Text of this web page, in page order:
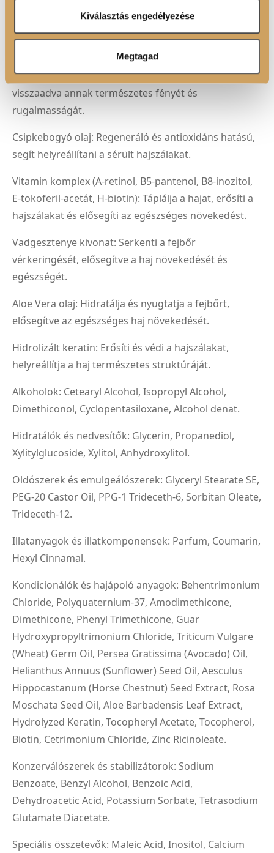
Ön által használt más szolgáltatásokból gyűjtöttek.
Kiválasztás engedélyezése
Megtagad
hajszálakat és megelőzi a töredezést.
Búzacsíra olaj: Gazdag vitaminokban és ásványi
Avokádó olaj: Mélyen hidratálja és táplálja a hajat,
visszaadva annak természetes fényét és
rugalmasságát.
Csipkebogyó olaj: Regeneráló és antioxidáns hatású,
segít helyreállítani a sérült hajszálakat.
Vitamin komplex (A-retinol, B5-pantenol, B8-inozitol,
E-tokoferil-acetát, H-biotin): Táplálja a hajat, erősíti a
hajszálakat és elősegíti az egészséges növekedést.
Vadgesztenye kivonat: Serkenti a fejbőr
vérkeringését, elősegítve a haj növekedését és
egészségét.
Aloe Vera olaj: Hidratálja és nyugtatja a fejbőrt,
elősegítve az egészséges haj növekedését.
Hidrolizált keratin: Erősíti és védi a hajszálakat,
helyreállítja a haj természetes struktúráját.
Alkoholok: Cetearyl Alcohol, Isopropyl Alcohol,
Dimethiconol, Cyclopentasiloxane, Alcohol denat.
Hidratálók és nedvesítők: Glycerin, Propanediol,
Xylitylglucoside, Xylitol, Anhydroxylitol.
Oldószerek és emulgeálószerek: Glyceryl Stearate SE,
PEG-20 Castor Oil, PPG-1 Trideceth-6, Sorbitan Oleate,
Trideceth-12.
Illatanyagok és illatkomponensek: Parfum, Coumarin,
Hexyl Cinnamal.
Kondicionálók és hajápoló anyagok: Behentrimonium
Chloride, Polyquaternium-37, Amodimethicone,
Dimethicone, Phenyl Trimethicone, Guar
Hydroxypropyltrimonium Chloride, Triticum Vulgare
(Wheat) Germ Oil, Persea Gratissima (Avocado) Oil,
Helianthus Annuus (Sunflower) Seed Oil, Aesculus
Hippocastanum (Horse Chestnut) Seed Extract, Rosa
Moschata Seed Oil, Aloe Barbadensis Leaf Extract,
Hydrolyzed Keratin, Tocopheryl Acetate, Tocopherol,
Biotin, Cetrimonium Chloride, Zinc Ricinoleate.
Konzerválószerek és stabilizátorok: Sodium
Benzoate, Benzyl Alcohol, Benzoic Acid,
Dehydroacetic Acid, Potassium Sorbate, Tetrasodium
Glutamate Diacetate.
Speciális összetevők: Maleic Acid, Inositol, Calcium